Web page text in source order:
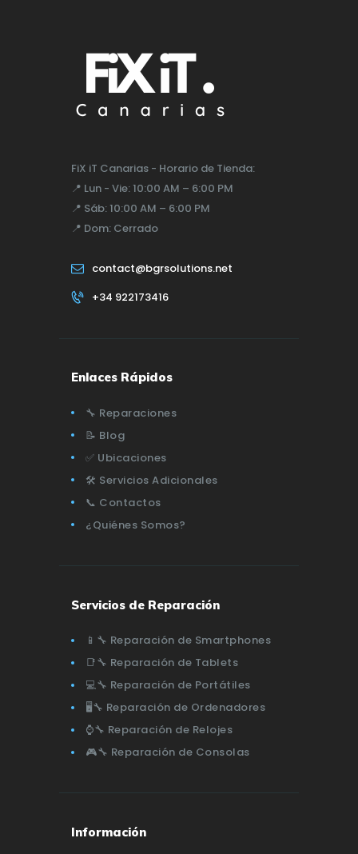
FiX iT Canarias - Horario de Tienda:
📍 Lun - Vie: 10:00 AM – 6:00 PM
📍 Sáb: 10:00 AM – 6:00 PM
📍 Dom: Cerrado
contact@bgrsolutions.net
+34 922173416
Enlaces Rápidos
🔧 Reparaciones
📝 Blog
✅ Ubicaciones
🛠️ Servicios Adicionales
📞 Contactos
¿Quiénes Somos?
Servicios de Reparación
📱🔧 Reparación de Smartphones
📑🔧 Reparación de Tablets
💻🔧 Reparación de Portátiles
🖥️🔧 Reparación de Ordenadores
⌚🔧 Reparación de Relojes
🎮🔧 Reparación de Consolas
Información